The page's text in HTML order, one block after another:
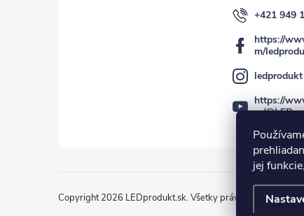
jej
+421 949
https://
m/
ledprodukt
https://
m/
Copyright 2026 LEDprodukt.sk. Všetky práva vyhradené.